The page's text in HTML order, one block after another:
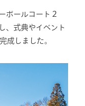
ボールコート２
、式典やイベント
成しました。